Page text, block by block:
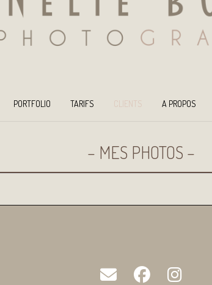
PORTFOLIO TARIFS CLIENTS A PROPOS
– MES PHOTOS –